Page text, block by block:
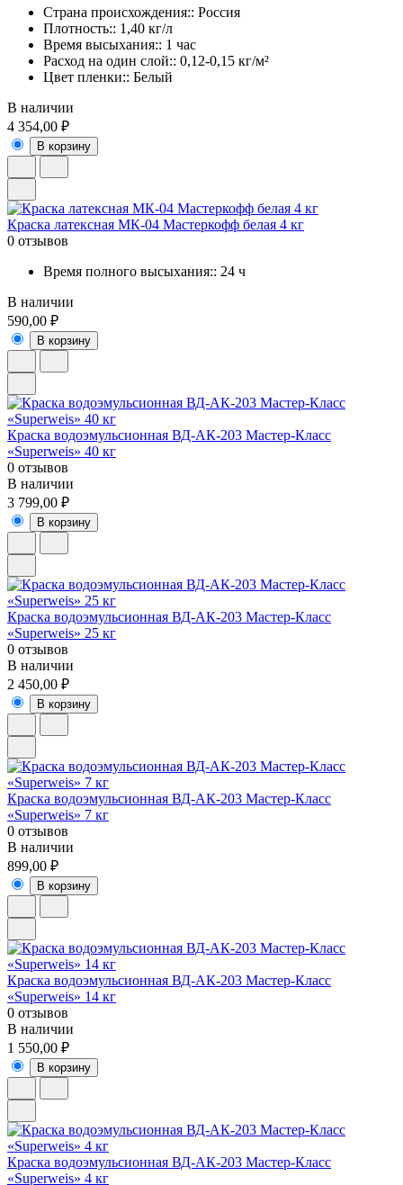
Страна происхождения:: Россия
Плотность:: 1,40 кг/л
Время высыхания:: 1 час
Расход на один слой:: 0,12-0,15 кг/м²
Цвет пленки:: Белый
В наличии
4 354,00 ₽
В корзину
Краска латексная МК-04 Мастеркофф белая 4 кг
0 отзывов
Время полного высыхания:: 24 ч
В наличии
590,00 ₽
В корзину
Краска водоэмульсионная ВД-АК-203 Мастер-Класс
«Superweis» 40 кг
0 отзывов
В наличии
3 799,00 ₽
В корзину
Краска водоэмульсионная ВД-АК-203 Мастер-Класс
«Superweis» 25 кг
0 отзывов
В наличии
2 450,00 ₽
В корзину
Краска водоэмульсионная ВД-АК-203 Мастер-Класс
«Superweis» 7 кг
0 отзывов
В наличии
899,00 ₽
В корзину
Краска водоэмульсионная ВД-АК-203 Мастер-Класс
«Superweis» 14 кг
0 отзывов
В наличии
1 550,00 ₽
В корзину
Краска водоэмульсионная ВД-АК-203 Мастер-Класс
«Superweis» 4 кг